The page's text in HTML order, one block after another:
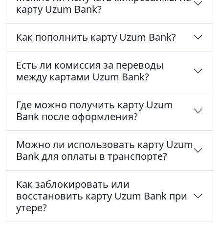
карту Uzum Bank?
Как пополнить карту Uzum Bank?
Есть ли комиссия за переводы
между картами Uzum Bank?
Где можно получить карту Uzum
Bank после оформления?
Можно ли использовать карту Uzum
Bank для оплаты в транспорте?
Как заблокировать или
восстановить карту Uzum Bank при
утере?